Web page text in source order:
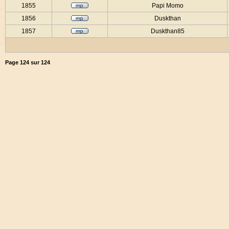
1855
Papi Momo
1856
Duskthan
1857
Duskthan85
Page 124 sur124